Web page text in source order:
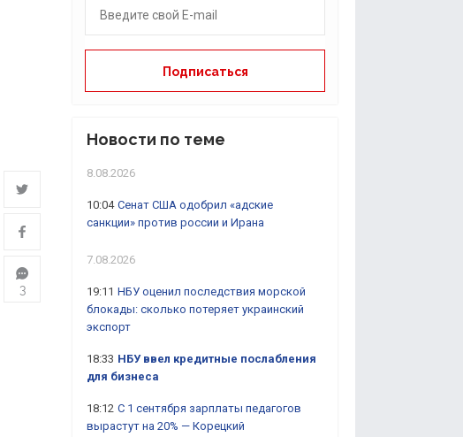
3
Новости по теме
8.08.2026
10:04 Сенат США одобрил «адские
санкции» против россии и Ирана
7.08.2026
19:11 НБУ оценил последствия морской
блокады: сколько потеряет украинский
экспорт
18:33 НБУ ввел кредитные послабления
для бизнеса
18:12 С 1 сентября зарплаты педагогов
вырастут на 20% — Корецкий